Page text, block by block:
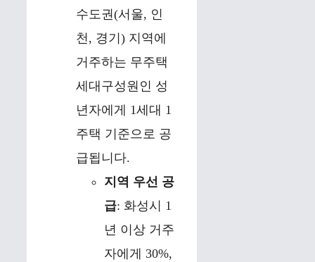
수도권(서울, 인
천, 경기) 지역에
거주하는 무주택
세대구성원인 성
년자에게 1세대 1
주택 기준으로 공
급됩니다.
지역 우선 공
급: 화성시 1
년 이상 거주
자에게 30%,